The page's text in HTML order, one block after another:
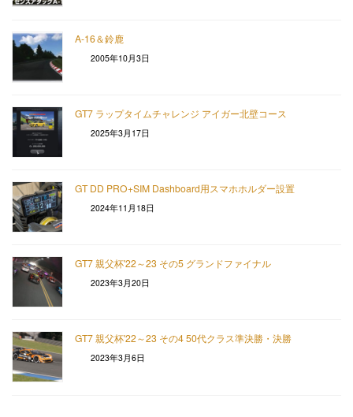
A-16＆鈴鹿
2005年10月3日
GT7 ラップタイムチャレンジ アイガー北壁コース
2025年3月17日
GT DD PRO+SIM Dashboard用スマホホルダー設置
2024年11月18日
GT7 親父杯'22～23 その5 グランドファイナル
2023年3月20日
GT7 親父杯'22～23 その4 50代クラス準決勝・決勝
2023年3月6日